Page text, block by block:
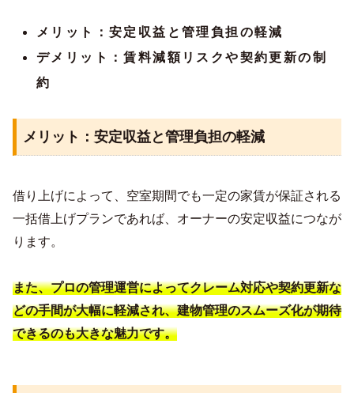
メリット：安定収益と管理負担の軽減
デメリット：賃料減額リスクや契約更新の制
約
メリット：安定収益と管理負担の軽減
借り上げによって、空室期間でも一定の家賃が保証される
一括借上げプランであれば、オーナーの安定収益につなが
ります。
また、プロの管理運営によってクレーム対応や契約更新な
どの手間が大幅に軽減され、建物管理のスムーズ化が期待
できるのも大きな魅力です。